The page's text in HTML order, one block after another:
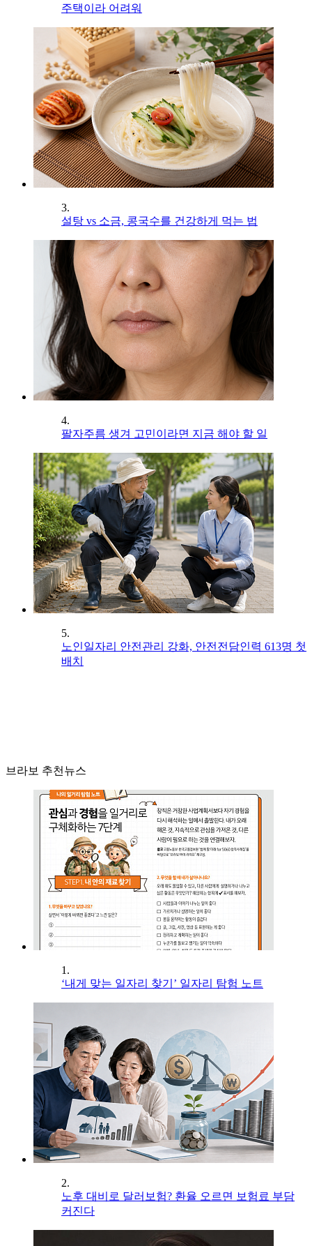
주택이라 어려워
3.
설탕 vs 소금, 콩국수를 건강하게 먹는 법
4.
팔자주름 생겨 고민이라면 지금 해야 할 일
5.
노인일자리 안전관리 강화, 안전전담인력 613명 첫
배치
브라보 추천뉴스
1.
‘내게 맞는 일자리 찾기’ 일자리 탐험 노트
2.
노후 대비로 달러보험? 환율 오르면 보험료 부담
커진다